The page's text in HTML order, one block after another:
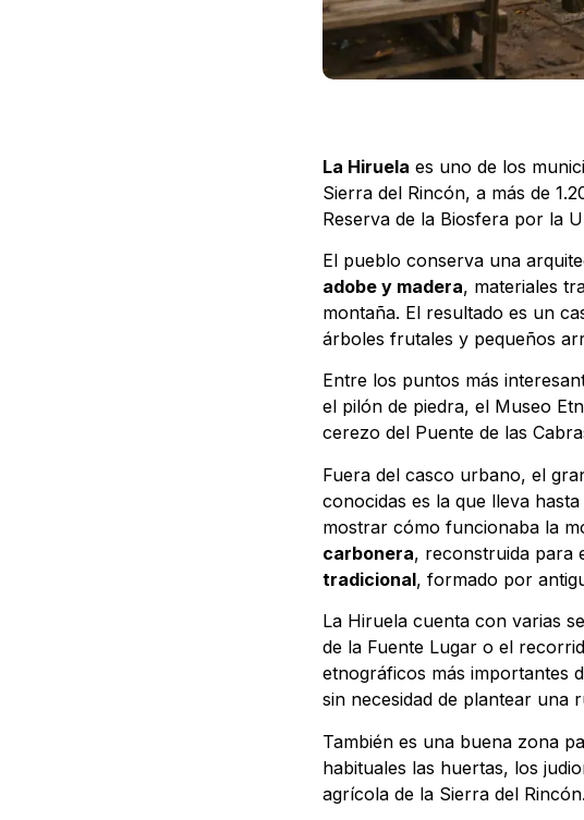
La Hiruela es uno de los
Sierra del Rincón, a más de
Reserva de la Biosfera por la
El pueblo conserva una
adobe y madera, materiales
montaña. El resultado es un
árboles frutales y pequeños
Entre los puntos más
el pilón de piedra, el Museo
cerezo del Puente de las
Fuera del casco urbano, el
conocidas es la que lleva hasta
mostrar cómo funcionaba la
carbonera, reconstruida para
tradicional, formado por
La Hiruela cuenta con varias
de la Fuente Lugar o el
etnográficos más importantes
sin necesidad de plantear una
También es una buena zona
habituales las huertas, los
agrícola de la Sierra del Rincón.